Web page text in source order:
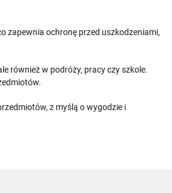
zapewnia ochronę przed uszkodzeniami,
również w podróży, pracy czy szkole.
z myślą o wygodzie i